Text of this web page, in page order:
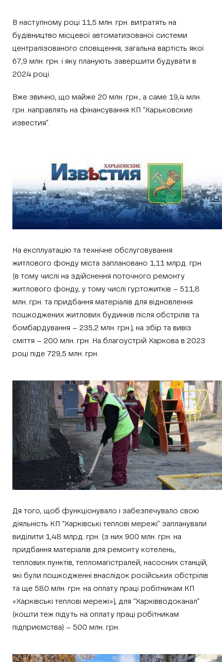
В наступному році 11,5 млн. грн. витратять на
будівництво місцевої автоматизованої системи
централізованого сповіщення, загальна вартість якої
67,9 млн. грн. і яку планують завершити будувати в
2024 році.
Вже звично, що майже 20 млн. грн., а саме 19,4 млн.
грн. направлять на фінансування КП “Харьковские
известия”.
На експлуатацію та технічне обслуговування
житлового фонду міста заплановано 1,11 млрд. грн.
(в тому числі на здійснення поточного ремонту
житлового фонду, у тому числі гуртожитків – 511,8
млн. грн. та придбання матеріалів для відновлення
пошкоджених житлових будинків після обстрілів та
бомбардування – 235,2 млн. грн.), на збір та вивіз
сміття – 200 млн. грн. На благоустрій Харкова в 2023
році піде 729,5 млн. грн.
Дя того, щоб функціонувало і забезпечувало свою
діяльність КП “Харківські теплові мережі” запланували
виділити 1,48 млрд. грн. (з них 900 млн. грн. на
придбання матеріалів для ремонту котелень,
теплових пунктів, тепломагістралей, насосних станцій,
які були пошкодженні внаслідок російських обстрілів
та ще 580 млн. грн. на оплату праці робітникам КП
«Харківські теплові мережі»), для “Харківводоканал”
(кошти теж підуть на оплату праці робітникам
підприємства) – 500 млн. грн.